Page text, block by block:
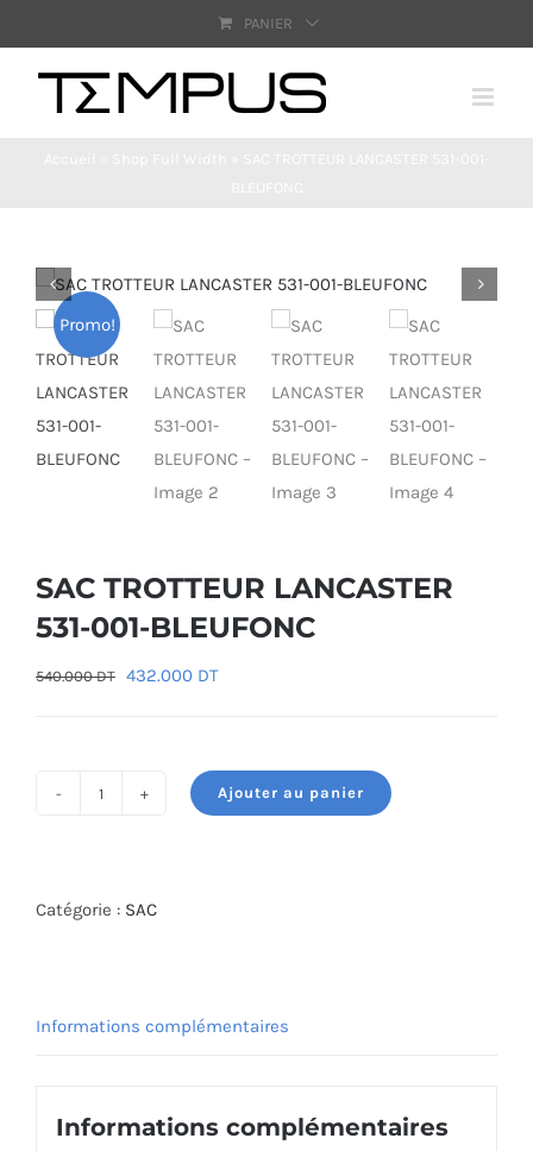
au
contenu
PANIER
Promo!
SAC TROTTEUR LANCASTER
531-001-BLEUFONC
540.000DT Le
540.000 DT.
432.000 DTLe
est :
432.000 DT.
TROTTEUR
BLEUFONC
Ajouter au panier
Catégorie : SAC
Informations complémentaires
Informations complémentaires